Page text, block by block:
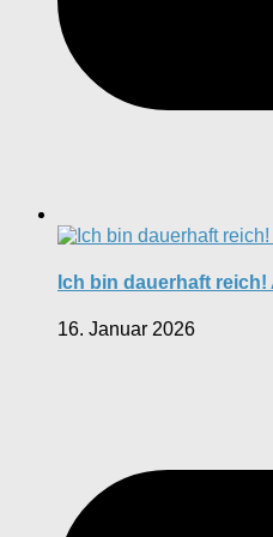
Ich bin dauerhaft
16. Januar 2026